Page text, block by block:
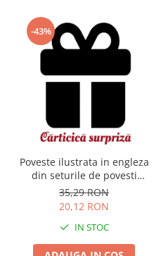
-43%
Poveste ilustrata in engleza
din seturile de povesti
Usborne
35,29 RON
20,12 RON
IN STOC